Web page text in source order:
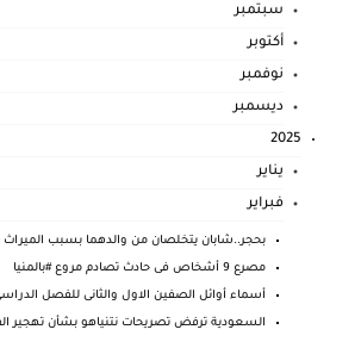
سبتمبر
أكتوبر
نوفمبر
ديسمبر
2025
يناير
فبراير
بحجر..شابان يتخلصان من والدهما بسبب الميراث
مصرع 9 أشخاص فى حادث تصادم مروع #بالمنيا
أسماء أوائل الصفين الاول والثانى للفصل
السعودية ترفض تصريحات نتنياهو بشأن تهجير